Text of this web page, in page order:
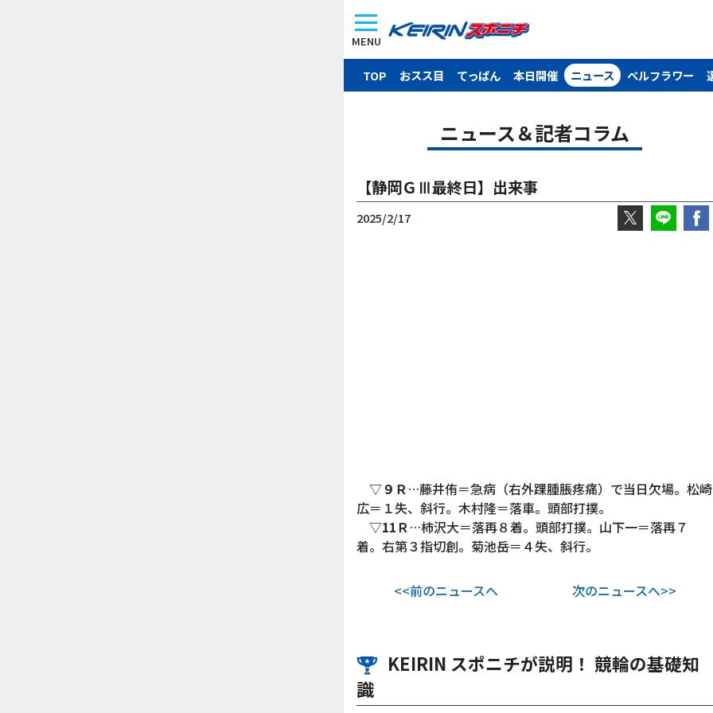
MENU
TOP おスス目 てっぱん 本日開催 ニュース ベルフラワー
ニュース＆記者コラム
【静岡ＧⅢ最終日】出来事
2025/2/17
▽９Ｒ …藤井侑＝急病（右外踝腫脹疼痛）で当日欠場。松崎
広＝１失、斜行。木村隆＝落車。頭部打撲。
▽11Ｒ …柿沢大＝落再８着。頭部打撲。山下一＝落再７
着。右第３指切創。菊池岳＝４失、斜行。
<<前のニュースへ 次のニュースへ>>
KEIRIN スポニチが説明！ 競輪の基礎知
識